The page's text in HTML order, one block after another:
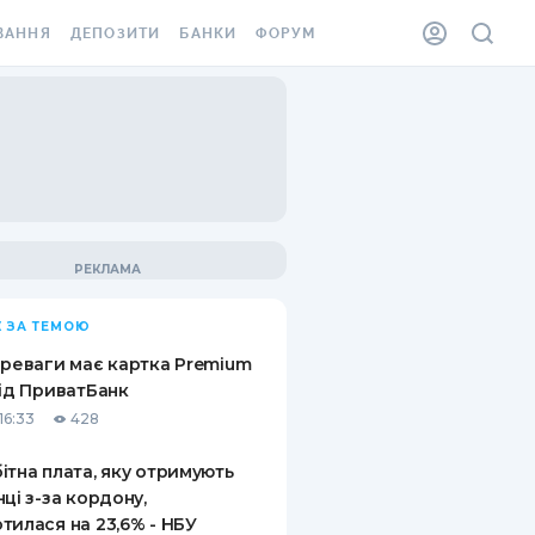
ВІНЬЄТКА
ВІД
ВИПАДКІВ
ДЕПОЗИТИ
ПИТАННЯ ТА ВІДПОВІДІ
ПУТІВНИКИ ПО
БАНКИ ФОРУМ
ЗА ТЕМОЮ
має картка Premium
ПриватБанк
428
плата, яку отримують
з-за кордону,
на 23,6% - НБУ